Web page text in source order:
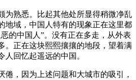
熟悉。比起其他处所显得稍微净乱
地域，中国人特有的现象正在这里都
的中国人”。没有正在多走，从外表
。正在这块熙熙攘攘的地段，望着满
人回忆起遥远的中国。
，因为上述问题和大城市的吸引，